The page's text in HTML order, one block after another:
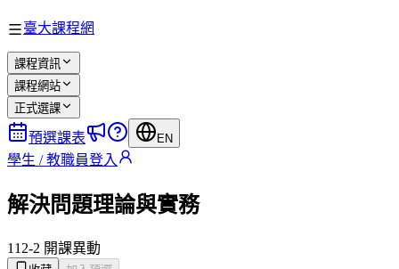
臺大課程網
課程資訊
課程網站
正式選課
預選課表 EN
學生 / 教職員登入
解決問題理論與實務
112-2 開課異動